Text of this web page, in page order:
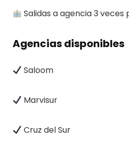
Salidas a agencia 3 veces
Agencias disponibles
Saloom
Marvisur
Cruz del Sur